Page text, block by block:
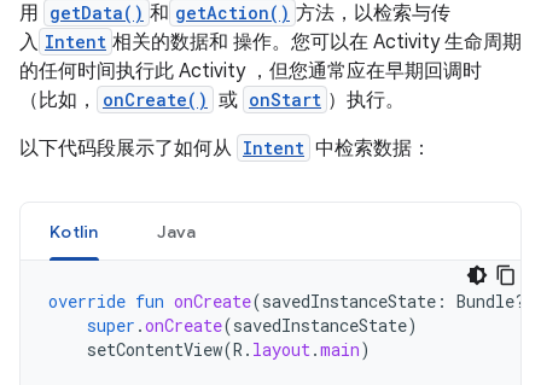
用 getData() 和 getAction() 方法，以检索与传
入 Intent 相关的数据和 操作。您可以在 Activity 生命周期
的任何时间执行此 Activity ，但您通常应在早期回调时
（比如，
onCreate() 或 onStart ）执行。
以下代码段展示了如何从 Intent 中检索数据：
Kotlin Java
override fun onCreate(savedInstanceState : Bundle?)
super .onCreate(savedInstanceState)
setContentView(R . layout.main)